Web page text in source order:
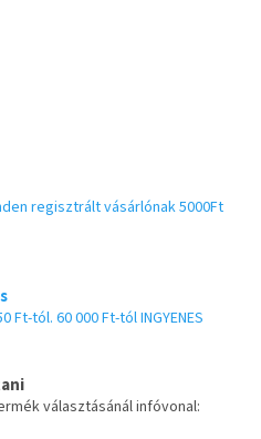
regisztrált vásárlónak 5000Ft
Ft-tól. 60 000 Ft-tól INGYENES
választásánál infóvonal: